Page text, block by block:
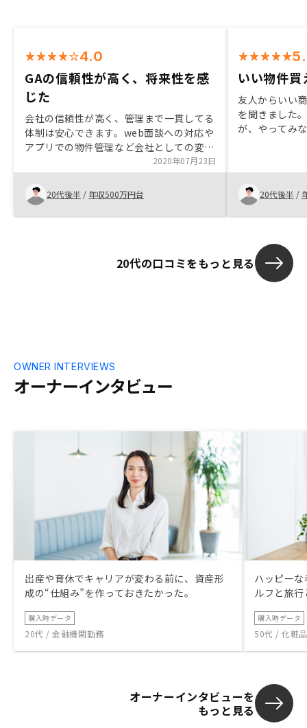
4.0
GAの信頼性が高く、将来性を感
じた
会社の信頼性が高く、管理まで一貫してる
体制は安心できます。web面談への対応や
アプリでの物件管理など会社としての変化
の早さに将来性を感じました。2020年07月23日
20代後半 / 年収500万円台
いい物件買
友人からいい
を聞きました
が、やってみ
しています。
20代後半 /
20代の口コミをもっと見る
オーナーインタビュー
OWNER INTERVIEWS
出産や育休でキャリアが変わる前に、資産形
成の“仕組み”を作っておきたかった。
購入時データ
20代 / 金融機関勤務
ハッピー
ルフと旅
購入時データ
50代 / 化粧
オーナーインタビューを
もっと見る